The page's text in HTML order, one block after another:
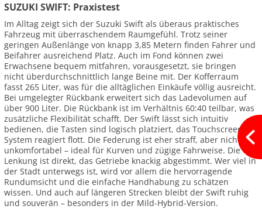
SUZUKI SWIFT: Praxistest
Im Alltag zeigt sich der Suzuki Swift als überaus praktisches
Fahrzeug mit überraschendem Raumgefühl. Trotz seiner
geringen Außenlänge von knapp 3,85 Metern finden Fahrer und
Beifahrer ausreichend Platz. Auch im Fond können zwei
Erwachsene bequem mitfahren, vorausgesetzt, sie bringen
nicht überdurchschnittlich lange Beine mit. Der Kofferraum
fasst 265 Liter, was für die alltäglichen Einkäufe völlig ausreicht.
Bei umgelegter Rückbank erweitert sich das Ladevolumen auf
über 900 Liter. Die Rückbank ist im Verhältnis 60:40 teilbar, was
zusätzliche Flexibilität schafft. Der Swift lässt sich intuitiv
bedienen, die Tasten sind logisch platziert, das Touchscreen-
System reagiert flott. Die Federung ist eher straff, aber nicht
unkomfortabel – ideal für Kurven und zügige Fahrweise. Die
Lenkung ist direkt, das Getriebe knackig abgestimmt. Wer viel in
der Stadt unterwegs ist, wird vor allem die hervorragende
Rundumsicht und die einfache Handhabung zu schätzen
wissen. Und auch auf längeren Strecken bleibt der Swift ruhig
und souverän – besonders in der Mild-Hybrid-Version.